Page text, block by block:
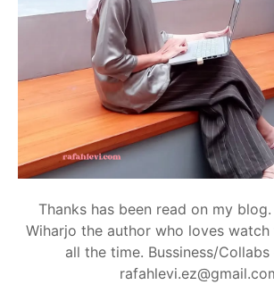
Thanks has been read on my
Wiharjo the author who loves
all the time. Bussiness/Collabs